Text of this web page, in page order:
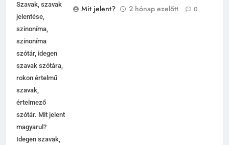
Szavak, szavak
jelentése,
szinoníma,
szinoníma
szótár, idegen
szavak szótára,
rokon értelmű
szavak,
értelmező
szótár. Mit jelent
magyarul?
Idegen szavak,
Mit jelent?
2 hónap ezelőtt 0